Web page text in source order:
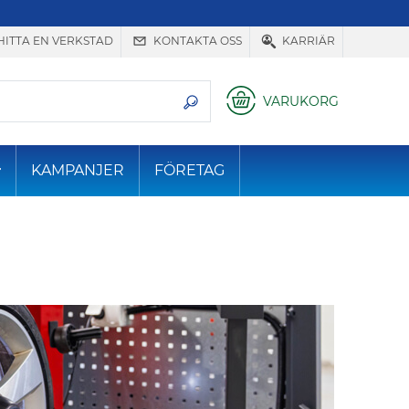
EN VERKSTAD KONTAKTA OSS KARRIÄR
VARUKORG
KAMPANJER FÖRETAG